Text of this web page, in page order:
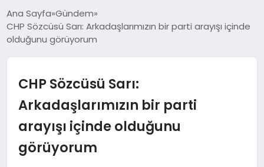
BALIKESIR
GÜNDEM
BÜLTEN
YURT
Ana Sayfa Gündem
CHP Sözcüsü Sarı: Arkadaşlarımızın bir parti arayışı içinde
olduğunu görüyorum
CHP Sözcüsü Sarı:
Arkadaşlarımızın bir parti
arayışı içinde olduğunu
görüyorum